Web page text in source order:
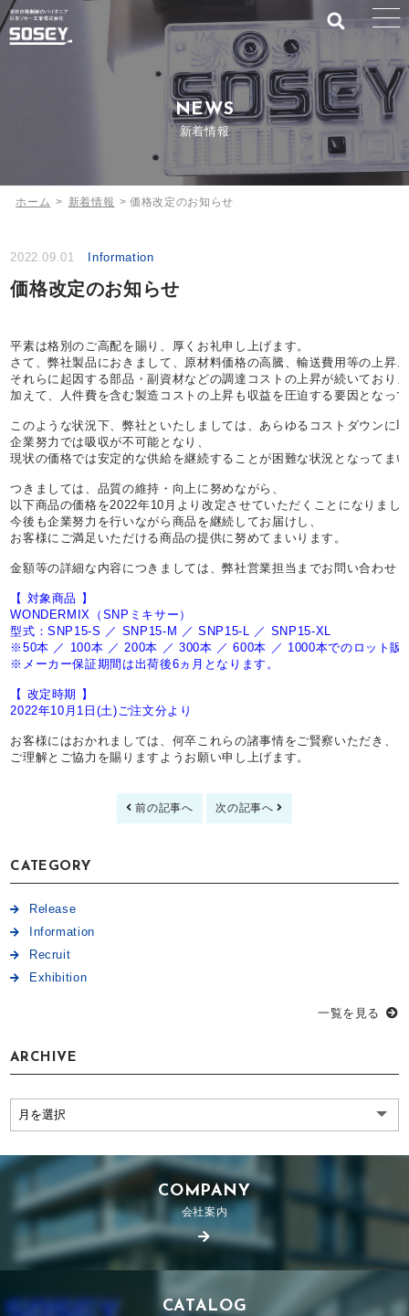
NEWS
新着情報
ホーム > 新着情報 > 価格改定のお知らせ
2022.09.01 Information
価格改定のお知らせ
平素は格別のご高配を賜り、厚くお礼申し上げます。
さて、弊社製品におきまして、原材料価格の高騰、輸送費用等の上昇、
それらに起因する部品・副資材などの調達コストの上昇が続いており
加えて、人件費を含む製造コストの上昇も収益を圧迫する要因となっ
このような状況下、弊社といたしましては、あらゆるコストダウンに
企業努力では吸収が不可能となり、
現状の価格では安定的な供給を継続することが困難な状況となってま
つきましては、品質の維持・向上に努めながら、
以下商品の価格を2022年10月より改定させていただくことになりまし
今後も企業努力を行いながら商品を継続してお届けし、
お客様にご満足いただける商品の提供に努めてまいります。
金額等の詳細な内容につきましては、弊社営業担当までお問い合わせ
【 対象商品 】
WONDERMIX（SNPミキサー）
型式：SNP15-S ／ SNP15-M ／ SNP15-L ／ SNP15-XL
※50本 ／ 100本 ／ 200本 ／ 300本 ／ 600本 ／ 1000本でのロット販
※メーカー保証期間は出荷後6ヵ月となります。
【 改定時期 】
2022年10月1日(土)ご注文分より
お客様にはおかれましては、何卒これらの諸事情をご賢察いただき、
前の記事へ 次の記事へ
CATEGORY
Release
Information
Recruit
Exhibition
一覧を見る
ARCHIVE
COMPANY
会社案内
CATALOG